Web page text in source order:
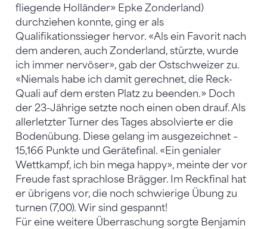
fliegende Holländer» Epke Zonderland)
durchziehen konnte, ging er als
Qualifikationssieger hervor. «Als ein Favorit nach
dem anderen, auch Zonderland, stürzte, wurde
ich immer nervöser», gab der Ostschweizer zu.
«Niemals habe ich damit gerechnet, die Reck-
Quali auf dem ersten Platz zu beenden.» Doch
der 23-Jährige setzte noch einen oben drauf. Als
allerletzter Turner des Tages absolvierte er die
Bodenübung. Diese gelang im ausgezeichnet –
15,166 Punkte und Gerätefinal. «Ein genialer
Wettkampf, ich bin mega happy», meinte der vor
Freude fast sprachlose Brägger. Im Reckfinal hat
er übrigens vor, die noch schwierige Übung zu
turnen (7,00). Wir sind gespannt!
Für eine weitere Überraschung sorgte Benjamin